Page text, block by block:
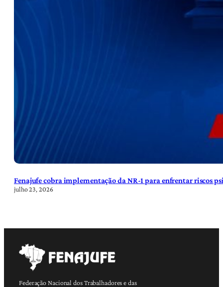
Fenajufe cobra implementação da NR-1 para enfrentar riscos
julho 23, 2026
Federação Nacional dos Trabalhadores e das